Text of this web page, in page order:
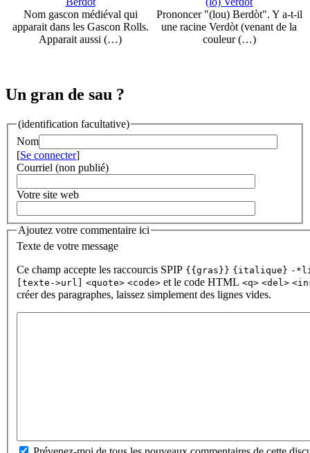
Nom gascon médiéval qui
apparait dans les Gascon Rolls.
Apparait aussi (…)
Prononcer "(lou) Berdòt". Y a-t-il
une racine Verdòt (venant de la
couleur (…)
Un gran de sau ?
(identification facultative)
Nom
[Se connecter]
Courriel (non publié)
Votre site web
Ajoutez votre commentaire ici
Texte de votre message
Ce champ accepte les raccourcis SPIP {{gras}} {italique} -
[texte->url]
<quote> <code> et le code HTML <q> <del>
créer des paragraphes, laissez simplement des lignes vides.